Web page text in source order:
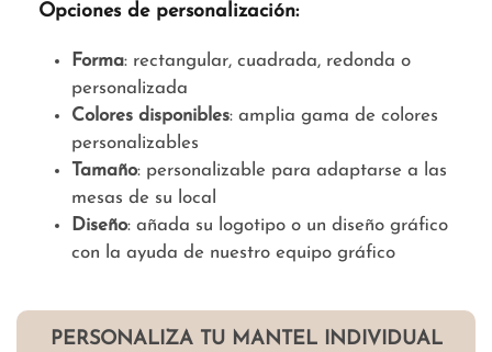
Opciones de personalización:
Forma: rectangular, cuadrada, redonda o
personalizada
Colores disponibles: amplia gama de colores
personalizables
Tamaño: personalizable para adaptarse a las
mesas de su local
Diseño: añada su logotipo o un diseño gráfico
con la ayuda de nuestro equipo gráfico
PERSONALIZA TU MANTEL INDIVIDUAL